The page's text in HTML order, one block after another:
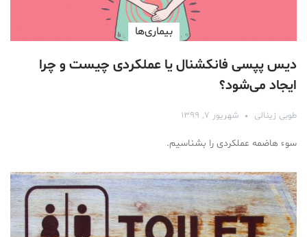
بیماری‌ها
دیس پپسی فانکشنال یا عملکردی چیست و چرا
ایجاد می‌شود؟
طوبی زینالی شهریور ۷, ۱۳۹۹
سوء هاضمه عملکردی را بشناسیم.